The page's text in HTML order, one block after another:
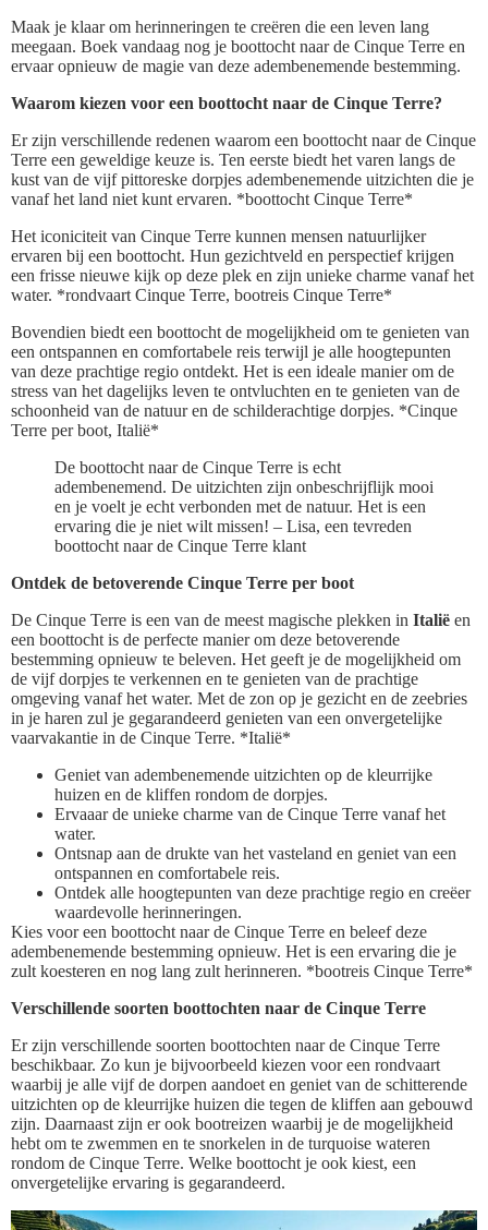
Maak je klaar om herinneringen te creëren die een leven lang
meegaan. Boek vandaag nog je boottocht naar de Cinque Terre en
ervaar opnieuw de magie van deze adembenemende bestemming.
Waarom kiezen voor een boottocht naar de Cinque Terre?
Er zijn verschillende redenen waarom een boottocht naar de Cinque
Terre een geweldige keuze is. Ten eerste biedt het varen langs de
kust van de vijf pittoreske dorpjes adembenemende uitzichten die je
vanaf het land niet kunt ervaren. *boottocht Cinque Terre*
Het iconiciteit van Cinque Terre kunnen mensen natuurlijker
ervaren bij een boottocht. Hun gezichtveld en perspectief krijgen
een frisse nieuwe kijk op deze plek en zijn unieke charme vanaf het
water. *rondvaart Cinque Terre, bootreis Cinque Terre*
Bovendien biedt een boottocht de mogelijkheid om te genieten van
een ontspannen en comfortabele reis terwijl je alle hoogtepunten
van deze prachtige regio ontdekt. Het is een ideale manier om de
stress van het dagelijks leven te ontvluchten en te genieten van de
schoonheid van de natuur en de schilderachtige dorpjes. *Cinque
Terre per boot, Italië*
De boottocht naar de Cinque Terre is echt
adembenemend. De uitzichten zijn onbeschrijflijk mooi
en je voelt je echt verbonden met de natuur. Het is een
ervaring die je niet wilt missen! – Lisa, een tevreden
boottocht naar de Cinque Terre klant
Ontdek de betoverende Cinque Terre per boot
De Cinque Terre is een van de meest magische plekken in Italië en
een boottocht is de perfecte manier om deze betoverende
bestemming opnieuw te beleven. Het geeft je de mogelijkheid om
de vijf dorpjes te verkennen en te genieten van de prachtige
omgeving vanaf het water. Met de zon op je gezicht en de zeebries
in je haren zul je gegarandeerd genieten van een onvergetelijke
vaarvakantie in de Cinque Terre. *Italië*
Geniet van adembenemende uitzichten op de kleurrijke
huizen en de kliffen rondom de dorpjes.
Ervaaar de unieke charme van de Cinque Terre vanaf het
water.
Ontsnap aan de drukte van het vasteland en geniet van een
ontspannen en comfortabele reis.
Ontdek alle hoogtepunten van deze prachtige regio en creëer
waardevolle herinneringen.
Kies voor een boottocht naar de Cinque Terre en beleef deze
adembenemende bestemming opnieuw. Het is een ervaring die je
zult koesteren en nog lang zult herinneren. *bootreis Cinque Terre*
Verschillende soorten boottochten naar de Cinque Terre
Er zijn verschillende soorten boottochten naar de Cinque Terre
beschikbaar. Zo kun je bijvoorbeeld kiezen voor een rondvaart
waarbij je alle vijf de dorpen aandoet en geniet van de schitterende
uitzichten op de kleurrijke huizen die tegen de kliffen aan gebouwd
zijn. Daarnaast zijn er ook bootreizen waarbij je de mogelijkheid
hebt om te zwemmen en te snorkelen in de turquoise wateren
rondom de Cinque Terre. Welke boottocht je ook kiest, een
onvergetelijke ervaring is gegarandeerd.